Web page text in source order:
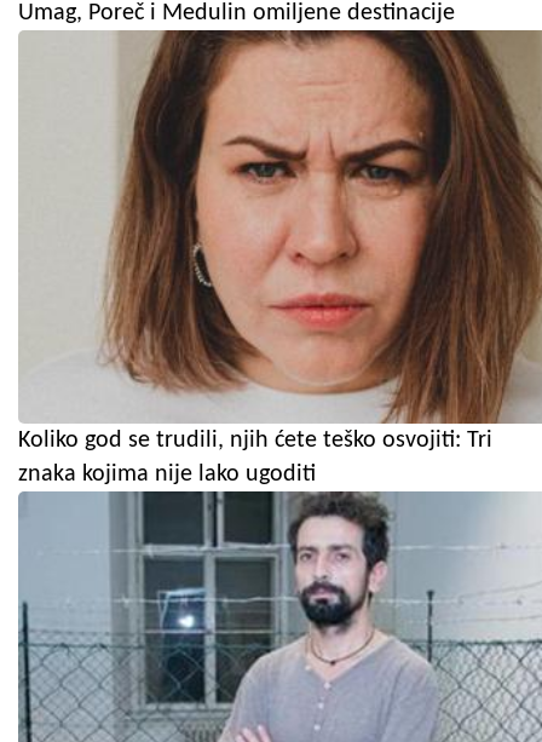
Umag, Poreč i Medulin omiljene destinacije
Koliko god se trudili, njih ćete teško osvojiti: Tri
znaka kojima nije lako ugoditi